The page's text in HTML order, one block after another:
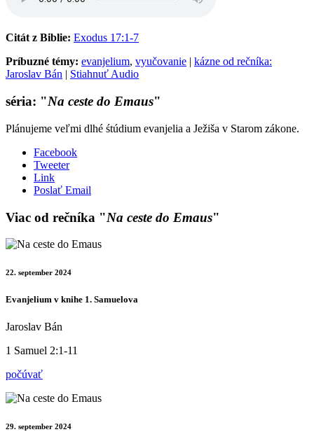
Citát z Biblie: Exodus 17:1-7
Príbuzné témy: evanjelium, vyučovanie | kázne od rečníka:
Jaroslav Bán | Stiahnuť Audio
séria: "Na ceste do Emaus"
Plánujeme veľmi dlhé śtúdium evanjelia a Ježiša v Starom zákone.
Facebook
Tweeter
Link
Poslať Email
Viac od rečníka "Na ceste do Emaus"
22. september 2024
Evanjelium v knihe 1. Samuelova
Jaroslav Bán
1 Samuel 2:1-11
počúvať
29. september 2024